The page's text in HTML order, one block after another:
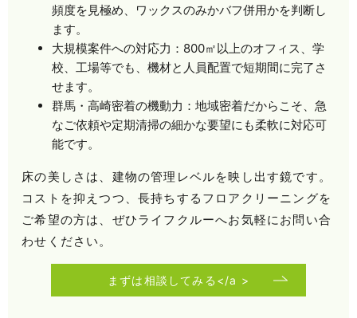
頻度を見極め、ワックスのみかバフ併用かを判断し
ます。
大規模案件への対応力：800㎡以上のオフィス、学
校、工場等でも、機材と人員配置で短期間に完了さ
せます。
群馬・高崎密着の機動力：地域密着だからこそ、急
なご依頼や定期清掃の細かな要望にも柔軟に対応可
能です。
床の美しさは、建物の管理レベルを映し出す鏡です。
コストを抑えつつ、長持ちするフロアクリーニングを
ご希望の方は、ぜひライフクルーへお気軽にお問い合
わせください。
まずは相談してみる</a >